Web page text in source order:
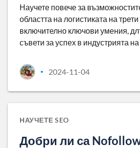
Научете повече за
областта на логистиката на
включително ключови умения,
съвети за успех в индустрията
• 2024-11-04
НАУЧЕТЕ SEO
Добри ли са